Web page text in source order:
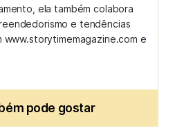
ela também colabora
e tendências
www.storytimemagazine.com e
pode gostar